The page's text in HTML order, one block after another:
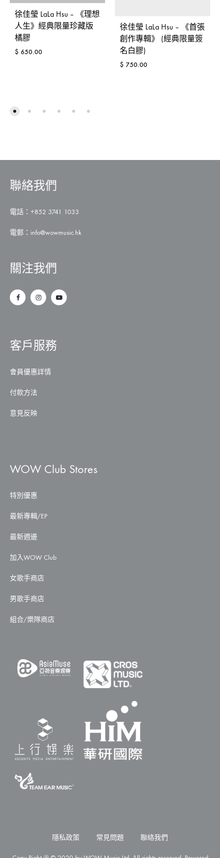
徐佳瑩 LaLa Hsu – 《理想
人生》經典限量珍藏版
橘膠
$ 650.00
徐佳瑩 LaLa Hsu – 《首張
創作專輯》 (經典限量簽
名白膠)
$ 750.00
聯絡我們
電話：+852 3741 1033
電郵： info@wowmusic.hk
關注我們
客戶服務
會員優惠詳情
付款方法
意見反映
WOW Club Stores
特別優惠
最新專輯/EP
最新週邊
加入WOW Club
女歌手商店
男歌手商店
組合/樂隊商店
隱私政策 常見問題 聯絡我們